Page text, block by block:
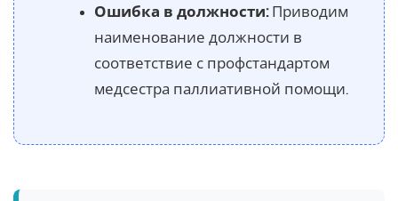
Ошибка в должности:Приводим
наименование должности в
соответствие с профстандартом
медсестра паллиативной помощи.